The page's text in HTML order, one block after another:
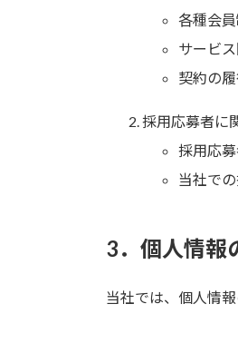
各種会
サービ
契約の
採用応募者に
採用応
当社で
3．個人情報
当社では、個人情